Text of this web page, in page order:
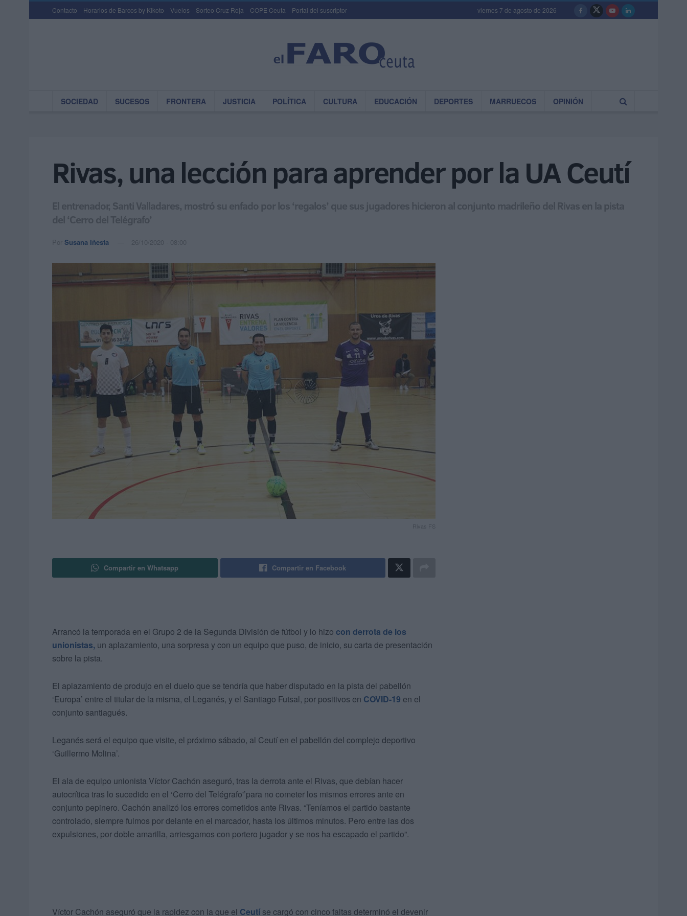
Contacto Horarios de Barcos by Kikoto Vuelos Sorteo Cruz Roja COPE Ceuta Portal del suscriptor viernes 7 de agosto de 2026
SOCIEDAD SUCESOS FRONTERA JUSTICIA POLÍTICA CULTURA EDUCACIÓN DEPORTES MARRUECOS OPINIÓN
Rivas, una lección para aprender por la UA Ceutí
El entrenador, Santi Valladares, mostró su enfado por los ‘regalos’ que sus jugadores hicieron al conjunto madrileño del Rivas en la pista
del ‘Cerro del Telégrafo’
Por Susana Iñesta 26/10/2020 - 08:00
Rivas FS
Compartir en Whatsapp Compartir en Facebook
Arrancó la temporada en el Grupo 2 de la Segunda División de fútbol y lo hizo con derrota de los
unionistas, un aplazamiento, una sorpresa y con un equipo que puso, de inicio, su carta de presentación
sobre la pista.
El aplazamiento de produjo en el duelo que se tendría que haber disputado en la pista del pabellón
‘Europa’ entre el titular de la misma, el Leganés, y el Santiago Futsal, por positivos en COVID-19 en el
conjunto santiagués.
Leganés será el equipo que visite, el próximo sábado, al Ceutí en el pabellón del complejo deportivo
‘Guillermo Molina’.
El ala de equipo unionista Víctor Cachón aseguró, tras la derrota ante el Rivas, que debían hacer
autocrítica tras lo sucedido en el ‘Cerro del Telégrafo'’para no cometer los mismos errores ante en
conjunto pepinero. Cachón analizó los errores cometidos ante Rivas. “Teníamos el partido bastante
controlado, siempre fuimos por delante en el marcador, hasta los últimos minutos. Pero entre las dos
expulsiones, por doble amarilla, arriesgamos con portero jugador y se nos ha escapado el partido”.
Víctor Cachón aseguró que la rapidez con la que el Ceutí se cargó con cinco faltas determinó el devenir